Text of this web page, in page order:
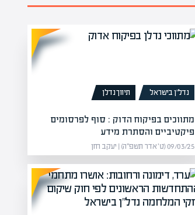
נדל”ן בישראל תיווך נדלן
מתווכים בפיקוח הדוק : סוף לפרסומים
פיקטיביים והסתרת מידע
09/03/25 (ט׳ אדר תשפ״ה) | יעקב חזן